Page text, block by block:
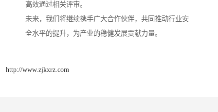
高效通过相关评审。
未来，我们将继续携手广大合作伙伴，共同推动行业安
全水平的提升，为产业的稳健发展贡献力量。
http://www.zjkxrz.com